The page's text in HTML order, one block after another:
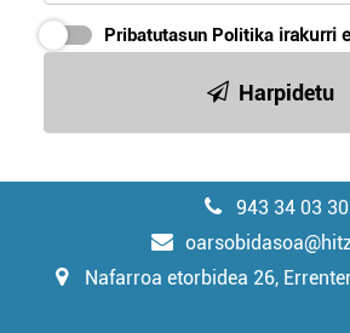
Pribatutasun Politika irakurri
Harpidetu
943 34 03 30
Nafarroa etorbidea 26,